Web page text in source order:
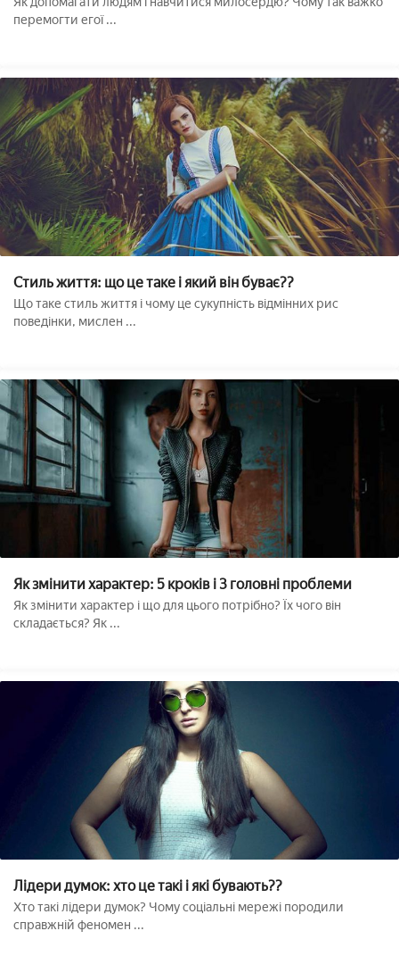
перемогти егої ...
Стиль життя: що це таке і який він буває??
Що таке стиль життя і чому це сукупність відмінних рис
поведінки, мислен ...
Як змінити характер: 5 кроків і 3 головні проблеми
Як змінити характер і що для цього потрібно? Їх чого він
складається? Як ...
Лідери думок: хто це такі і які бувають??
Хто такі лідери думок? Чому соціальні мережі породили
справжній феномен ...